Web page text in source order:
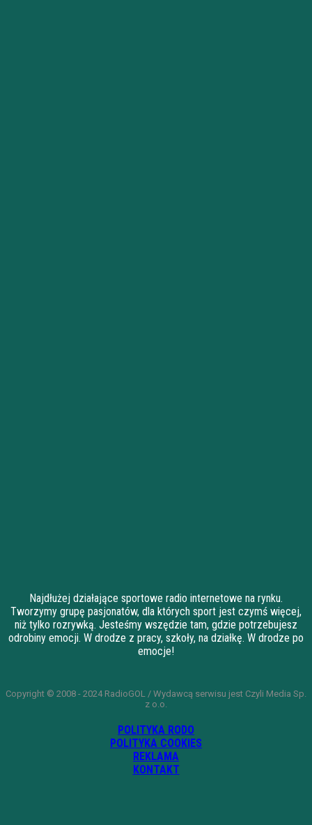
Najdłużej działające sportowe radio internetowe na rynku.
Tworzymy grupę pasjonatów, dla których sport jest czymś więcej,
niż tylko rozrywką. Jesteśmy wszędzie tam, gdzie potrzebujesz
odrobiny emocji. W drodze z pracy, szkoły, na działkę. W drodze po
emocje!
Copyright © 2008 - 2024 RadioGOL / Wydawcą serwisu jest Czyli Media Sp.
z o.o.
POLITYKA RODO
POLITYKA COOKIES
REKLAMA
KONTAKT